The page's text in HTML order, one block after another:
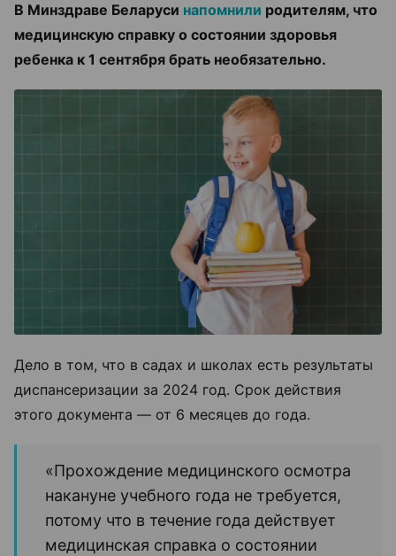
В Минздраве Беларуси напомнили родителям, что
медицинскую справку о состоянии здоровья
ребенка к 1 сентября брать необязательно.
Дело в том, что в садах и школах есть результаты
диспансеризации за 2024 год. Срок действия
этого документа — от 6 месяцев до года.
«Прохождение медицинского осмотра
накануне учебного года не требуется,
потому что в течение года действует
медицинская справка о состоянии